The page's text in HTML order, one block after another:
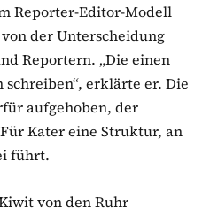
Reporter-Editor-Modell
der Unterscheidung
Reportern. „Die einen
erklärte er. Die
aufgehoben, der
Kater eine Struktur, an
führt.
von den Ruhr